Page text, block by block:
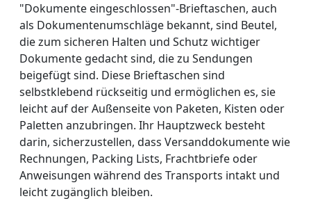
"Dokumente eingeschlossen"-Brieftaschen, auch
als Dokumentenumschläge bekannt, sind Beutel,
die zum sicheren Halten und Schutz wichtiger
Dokumente gedacht sind, die zu Sendungen
beigefügt sind. Diese Brieftaschen sind
selbstklebend rückseitig und ermöglichen es, sie
leicht auf der Außenseite von Paketen, Kisten oder
Paletten anzubringen. Ihr Hauptzweck besteht
darin, sicherzustellen, dass Versanddokumente wie
Rechnungen, Packing Lists, Frachtbriefe oder
Anweisungen während des Transports intakt und
leicht zugänglich bleiben.